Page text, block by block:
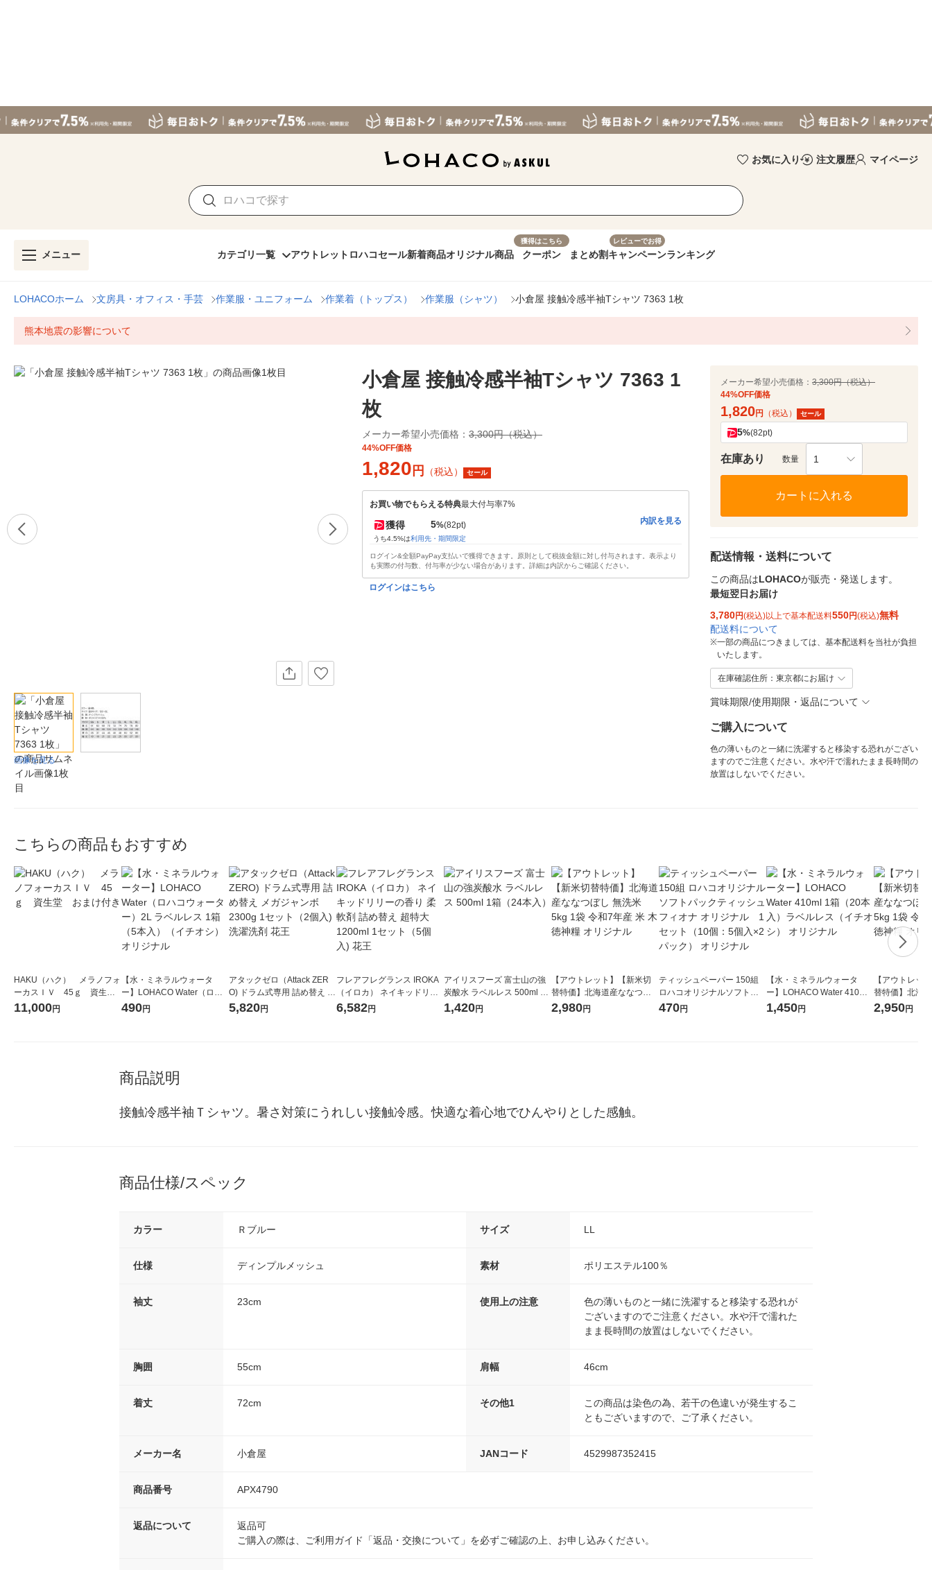
お気に入り 注文履歴 マイページ
メニュー カテゴリ一覧 アウトレット ロハコセール新着商品オリジナル商品
獲得はこちら
クーポン まとめ割
レビューでお得
キャンペーンランキング
LOHACOホーム 文房具・オフィス・手芸 作業服・ユニフォーム 作業着（トップス） 作業服（シャツ） 小倉屋 接触冷感半袖Tシャツ 7363 1枚
熊本地震の影響について
画像を見る
小倉屋 接触冷感半袖Tシャツ 7363 1
枚
メーカー希望小売価格： 3,300円（税込）
44%OFF価格
1,820 円 （税込） セール
お買い物でもらえる特典最大付与率7%
獲得 5%(82pt)
うち4.5%は利用先・期間限定
内訳を見る
ログイン&全額PayPay支払いで獲得できます。原則として税抜金額に対し付与されます。表示より
も実際の付与数、付与率が少ない場合があります。詳細は内訳からご確認ください。
ログインはこちら
メーカー希望小売価格： 3,300円（税込）
44%OFF価格
1,820円 （税込） セール
5%(82pt)
在庫あり 数量 1
カートに入れる
配送情報・送料について
この商品はLOHACOが販売・発送します。
最短翌日お届け
3,780円(税込)以上で基本配送料550円(税込)無料
配送料について
※一部の商品につきましては、基本配送料を当社が負担
いたします。
在庫確認住所：東京都にお届け
賞味期限/使用期限・返品について
ご購入について
色の薄いものと一緒に洗濯すると移染する恐れがござい
ますのでご注意ください。水や汗で濡れたまま長時間の
放置はしないでください。
こちらの商品もおすすめ
HAKU（ハク） メラノフォ
ーカスＩＶ 45ｇ 資生
堂 おまけ付き
11,000円
【水・ミネラルウォータ
ー】LOHACO Water（ロハ
コウォーター）2L ラベルレ
490円
アタックゼロ（Attack ZER
O) ドラム式専用 詰め替え メ
ガジャンボ 2300g 1セット
5,820円
フレアフレグランス IROKA
（イロカ） ネイキッドリリ
ーの香り 柔軟剤 詰め替え 超
6,582円
アイリスフーズ 富士山の強
炭酸水 ラベルレス 500ml 1
箱（24本入）
1,420円
【アウトレット】【新米切
替特価】北海道産ななつぼ
し 無洗米 5kg 1袋 令和7年産
2,980円
ティッシュペーパー 150組
ロハコオリジナルソフトパ
ックティッシュ フィオナ オ
470円
【水・ミネラルウォータ
ー】LOHACO Water 410ml
1箱（20本入）ラベルレス
1,450円
【アウトレッ
替特価】北海
し 精白米 5kg
2,950円
商品説明
接触冷感半袖Ｔシャツ。暑さ対策にうれしい接触冷感。快適な着心地でひんやりとした感触。
商品仕様/スペック
カラー Ｒブルー サイズ LL
仕様 ディンプルメッシュ 素材 ポリエステル100％
袖丈 23cm 使用上の注意
色の薄いものと一緒に洗濯すると移染する恐れが
ございますのでご注意ください。水や汗で濡れた
まま長時間の放置はしないでください。
胸囲 55cm 肩幅 46cm
着丈 72cm その他1
この商品は染色の為、若干の色違いが発生するこ
ともございますので、ご了承ください。
メーカー名 小倉屋 JANコード 4529987352415
商品番号 APX4790
返品について
返品可
ご購入の際は、ご利用ガイド「返品・交換について」を必ずご確認の上、お申し込みください。